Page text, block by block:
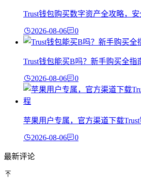
Trust钱包购买数字资产全攻略，
2026-08-06 0
Trust钱包能买B吗？新手购买全指
2026-08-06 0
苹果用户专属，官方渠道下载
2026-08-06 0
最新评论